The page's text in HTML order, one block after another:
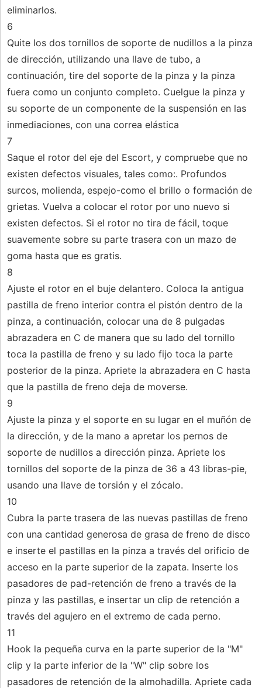
eliminarlos.
6
Quite los dos tornillos de soporte de nudillos a la pinza
de dirección, utilizando una llave de tubo, a
continuación, tire del soporte de la pinza y la pinza
fuera como un conjunto completo. Cuelgue la pinza y
su soporte de un componente de la suspensión en las
inmediaciones, con una correa elástica
7
Saque el rotor del eje del Escort, y compruebe que no
existen defectos visuales, tales como:. Profundos
surcos, molienda, espejo-como el brillo o formación de
grietas. Vuelva a colocar el rotor por uno nuevo si
existen defectos. Si el rotor no tira de fácil, toque
suavemente sobre su parte trasera con un mazo de
goma hasta que es gratis.
8
Ajuste el rotor en el buje delantero. Coloca la antigua
pastilla de freno interior contra el pistón dentro de la
pinza, a continuación, colocar una de 8 pulgadas
abrazadera en C de manera que su lado del tornillo
toca la pastilla de freno y su lado fijo toca la parte
posterior de la pinza. Apriete la abrazadera en C hasta
que la pastilla de freno deja de moverse.
9
Ajuste la pinza y el soporte en su lugar en el muñón de
la dirección, y de la mano a apretar los pernos de
soporte de nudillos a dirección pinza. Apriete los
tornillos del soporte de la pinza de 36 a 43 libras-pie,
usando una llave de torsión y el zócalo.
10
Cubra la parte trasera de las nuevas pastillas de freno
con una cantidad generosa de grasa de freno de disco
e inserte el pastillas en la pinza a través del orificio de
acceso en la parte superior de la zapata. Inserte los
pasadores de pad-retención de freno a través de la
pinza y las pastillas, e insertar un clip de retención a
través del agujero en el extremo de cada perno.
11
Hook la pequeña curva en la parte superior de la "M"
clip y la parte inferior de la "W" clip sobre los
pasadores de retención de la almohadilla. Apriete cada